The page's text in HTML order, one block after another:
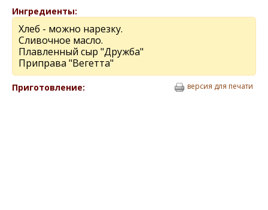
Ингредиенты:
Хлеб - можно нарезку.
Сливочное масло.
Плавленный сыр "Дружба"
Приправа "Вегетта"
Приготовление: версия для печати